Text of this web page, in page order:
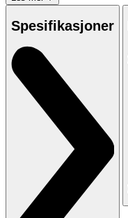
Spesifikasjoner